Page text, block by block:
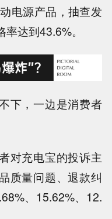
电源产品，抽查发
率达到43.6%。
下，一边是消费者
对充电宝的投诉主
质量问题、退款纠
、15.62%、12.